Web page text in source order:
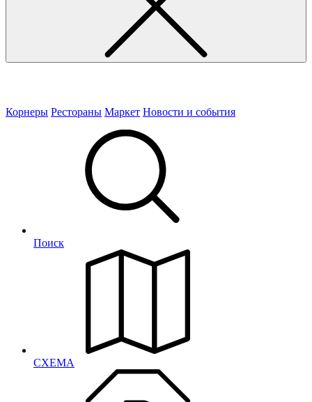
Корнеры Рестораны Маркет Новости и события
Поиск
СХЕМА